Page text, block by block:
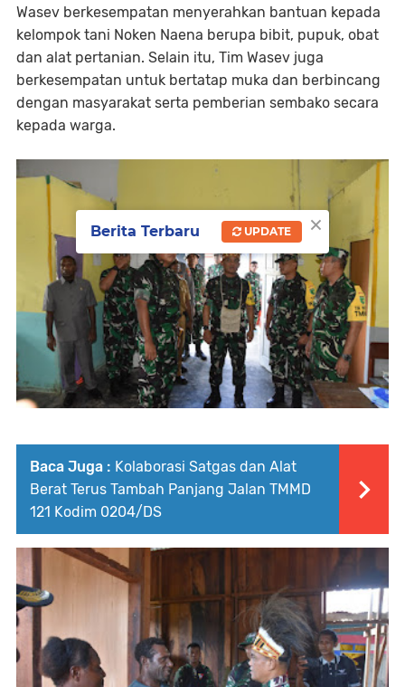
Wasev berkesempatan menyerahkan bantuan kepada
kelompok tani Noken Naena berupa bibit, pupuk, obat
dan alat pertanian. Selain itu, Tim Wasev juga
berkesempatan untuk bertatap muka dan berbincang
dengan masyarakat serta pemberian sembako secara
kepada warga.
Baca Juga : Kolaborasi Satgas dan Alat
Berat Terus Tambah Panjang Jalan TMMD
121 Kodim 0204/DS
×
Berita Terbaru UPDATE